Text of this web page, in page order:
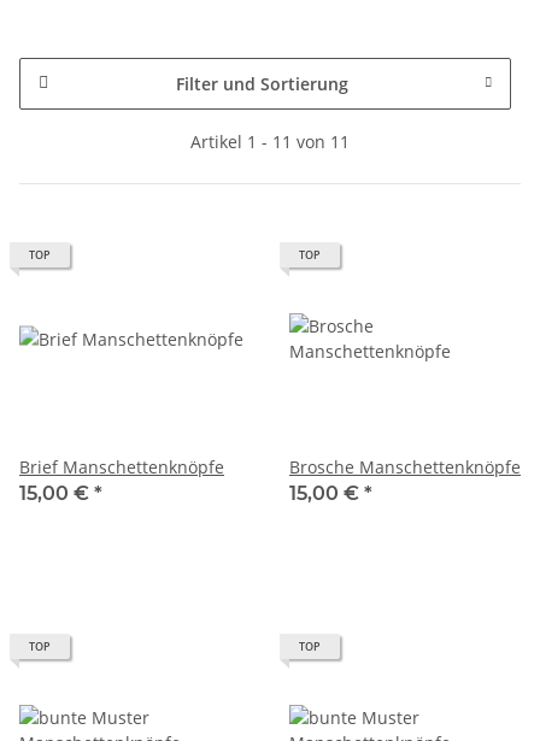
Filter und Sortierung
Artikel 1 - 11 von 11
TOP
Brief Manschettenknöpfe
15,00 € *
TOP
Brosche Manschettenknöpfe
15,00 € *
TOP TOP